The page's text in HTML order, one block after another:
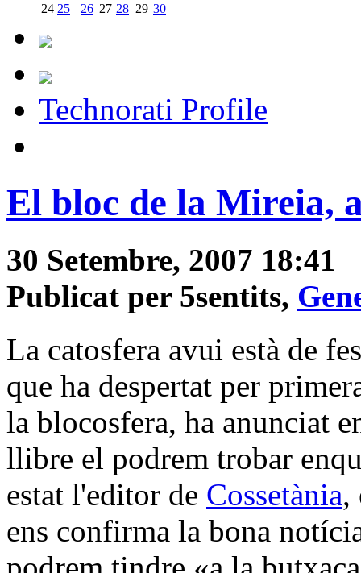
24 25 26 27 28 29 30
Technorati Profile
El bloc de la Mireia,
30 Setembre, 2007 18:41
Publicat per 5sentits,
La catosfera avui està de
que ha despertat per
la blocosfera, ha anunciat
llibre el podrem trobar
estat l'editor de Cossetània,
ens confirma la bona